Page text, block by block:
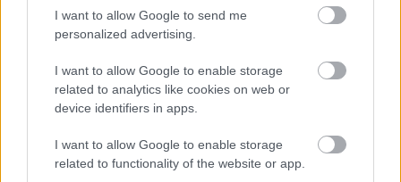
I want to allow Google to send me
personalized advertising.
I want to allow Google to enable storage
related to analytics like cookies on web or
device identifiers in apps.
I want to allow Google to enable storage
related to functionality of the website or app.
HIRDETÉS
HIRDETÉS
LEGOLVASOTTABB